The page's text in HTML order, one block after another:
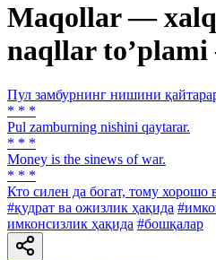
Maqollar —
naqllar
Пул замбурнинг нишини
* * *
Pul zamburning nishini qaytarar.
* * *
Money is the sinews of war.
* * *
Кто силен да богат, тому хорошо
#қудрат ва ожизлик ҳақида
имконсизлик ҳақида #бошқалар